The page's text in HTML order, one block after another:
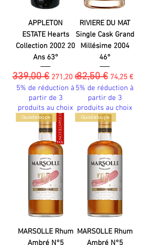
APPLETON
ESTATE Hearts
Collection 2002 20
Ans 63°
Prix original
339,00 € Prix promotionnel
271,20 €
5% de réduction à
partir de 3
produits au choix
RIVIERE DU MAT
Single Cask Grand
Millésime 2004
46°
Prix original
82,50 € Prix
74,25 €
5% de réduction à
partir de 3
produits au choix
Guadeloupe
MARSOLLE Rhum
Ambré N°5
Guadeloupe
MARSOLLE Rhum
Ambré N°5